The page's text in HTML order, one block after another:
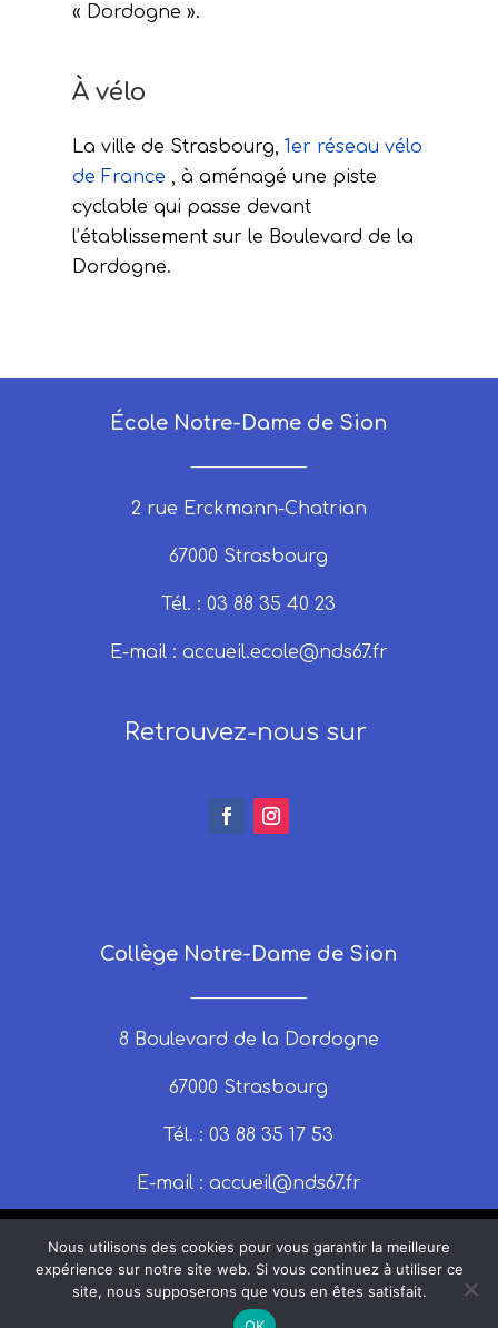
« Dordogne ».
À vélo
La ville de Strasbourg, 1er réseau vélo
de France , à aménagé une piste
cyclable qui passe devant
l’établissement sur le Boulevard de la
Dordogne.
École Notre-Dame de Sion
2 rue Erckmann-Chatrian
67000 Strasbourg
Tél. : 03 88 35 40 23
E-mail : accueil.ecole@nds67.fr
Retrouvez-nous sur
Collège Notre-Dame de Sion
8 Boulevard de la Dordogne
67000 Strasbourg
Tél. : 03 88 35 17 53
E-mail : accueil@nds67.fr
© 2025 nds67 | Un site produit par Claire
Nous utilisons des cookies pour vous garantir la meilleure
expérience sur notre site web. Si vous continuez à utiliser ce
site, nous supposerons que vous en êtes satisfait.